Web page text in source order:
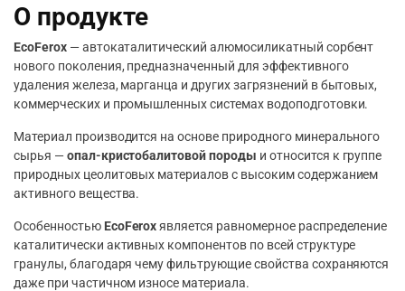
О продукте
EcoFerox— автокаталитический алюмосиликатный сорбент
нового поколения, предназначенный для эффективного
удаления железа, марганца и других загрязнений в бытовых,
коммерческих и промышленных системах водоподготовки.
Материал производится на основе природного минерального
сырья —опал-кристобалитовой породы и относится к группе
природных цеолитовых материалов с высоким содержанием
активного вещества.
Особенностью EcoFeroxявляется равномерное распределение
каталитически активных компонентов по всей структуре
гранулы, благодаря чему фильтрующие свойства сохраняются
даже при частичном износе материала.